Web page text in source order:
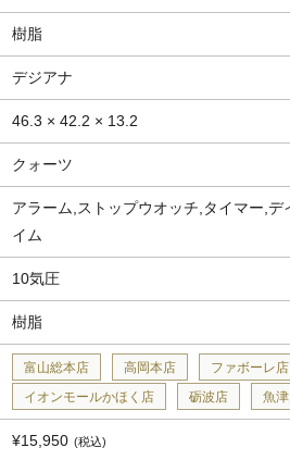
樹脂
デジアナ
46.3 × 42.2 × 13.2
クォーツ
アラーム,ストップウオッチ,タイマー,デ
イム
10気圧
樹脂
富山総本店 高岡本店 ファボーレ店
イオンモールかほく店
砺波店 魚
¥15,950 税込